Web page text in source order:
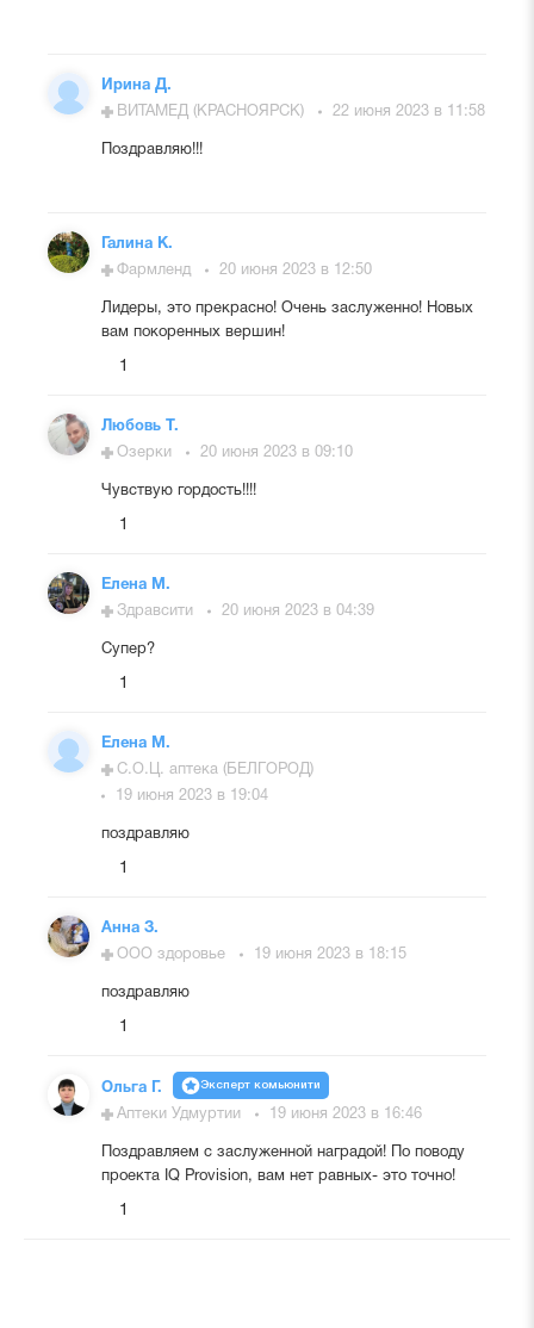
Ирина Д.
ВИТАМЕД (КРАСНОЯРСК)
22 июня 2023 в 11:58
Поздравляю!!!
Галина К.
Фармленд
20 июня 2023 в 12:50
Лидеры, это прекрасно! Очень заслуженно! Новых
вам покоренных вершин!
1
Любовь Т.
Озерки
20 июня 2023 в 09:10
Чувствую гордость!!!!
1
Елена М.
Здравсити
20 июня 2023 в 04:39
Супер?
1
Елена М.
С.О.Ц. аптека (БЕЛГОРОД)
19 июня 2023 в 19:04
поздравляю
1
Анна З.
ООО здоровье
19 июня 2023 в 18:15
поздравляю
1
Ольга Г. Эксперт комьюнити
Аптеки Удмуртии 19 июня 2023 в 16:46
Поздравляем с заслуженной наградой! По поводу
проекта IQ Provision, вам нет равных- это точно!
1